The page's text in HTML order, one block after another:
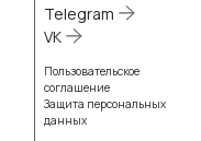
Telegram
VK
Пользовательское
соглашение
Защита персональных
данных